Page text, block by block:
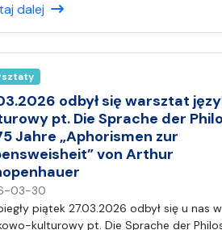
a
i
a
dalej
odbył się warsztat
pt. Die Sprache der
Jahre „Aphorismen zur
von Arthur
03-30
a
p
piątek 27.03.2026 odbył się u nas
kulturowy pt. Die Sprache der